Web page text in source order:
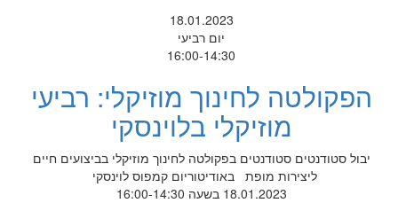
18.01.2023
יום רביעי
16:00-14:30
הפקולטה לחינוך מוזיקלי: רביעי
מוזיקלי בלוינסקי
יבול סטודנטים סטודנטים בפקולטה לחינוך מוזיקלי בביצועים חיים
ליצירות מופת באודיטוריום קמפוס לוינסקי
18.01.2023 בשעה 16:00-14:30